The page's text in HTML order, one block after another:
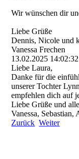
Wir wünschen dir
Liebe Grüße
Dennis, Nicole und
Vanessa Frechen
13.02.2025 14:02:32
Liebe Laura,
Danke für die
unserer Tochter
empfehlen dich auf
Liebe Grüße und
Vanessa,
Zurück Weiter